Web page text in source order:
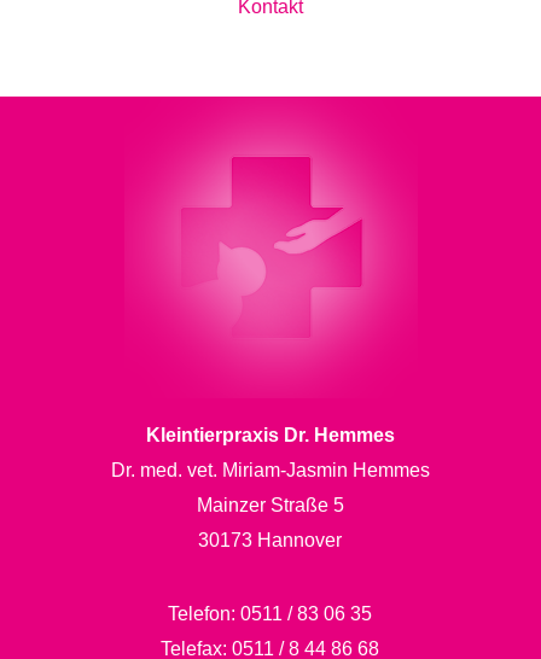
Kontakt
Kleintierpraxis Dr. Hemmes
Dr. med. vet. Miriam-Jasmin Hemmes
Mainzer Straße 5
30173 Hannover
Telefon:0511 / 83 06 35
Telefax:0511 / 8 44 86 68